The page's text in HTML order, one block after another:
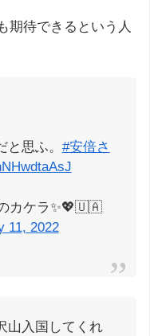
期待できるという人
思ふ。 #安倍さ
カケラ✨💖🇺🇦
11, 2022
山入国してくれ